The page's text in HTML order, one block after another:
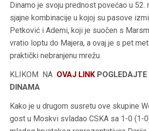
Dinamo je svoju prednost povećao u 52.
sjajne kombinacije u kojoj su pasove
Petković i Ademi, koji je suočen s
vratio loptu do Majera, a ovaj je s pet
praktički nebranjenu mrežu.
KLIKOM NA OVAJ LINK POGLEDAJTE
DINAMA
Kako je u drugom susretu ove skupine
gost u Moskvi svladao CSKA sa 1-0 (1-